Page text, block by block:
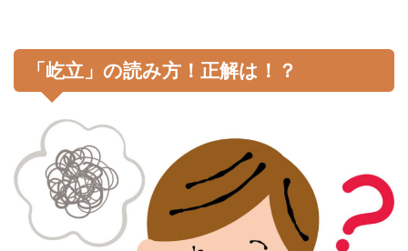
「屹立」の読み方！正解は！？